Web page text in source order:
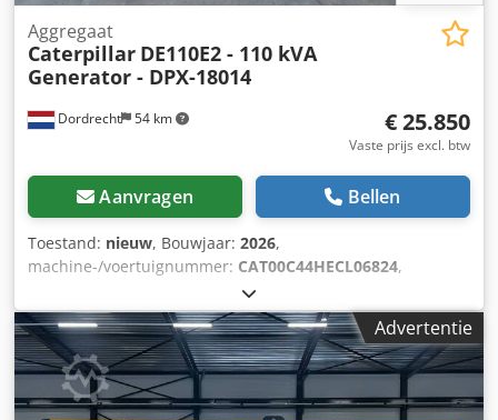
Dordrecht 54 km
Aggregaat
Caterpillar DE110E2 - 110 kVA
Generator - DPX-18014
€ 25.850
Vaste prijs excl. btw
Aanvragen Bellen
Toestand: nieuw, Bouwjaar: 2026,
machine-/voertuignummer: CAT00C44HECL06824,
, motorfabrikant:
Toepassing: Bouw Leeggewicht: 1.547 kg
Generatorvermogen: 110 kVA Afmetingen laadruimte: 277 x
113 x 153 cm CE-markering: ja Watertankinhoud: 250 l
Neem contact op met Team DPX voor meer informatie. =
Extra opties en accessoires = - Accu - Bedieningspaneel
Advertentie